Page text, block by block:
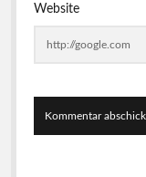
Website